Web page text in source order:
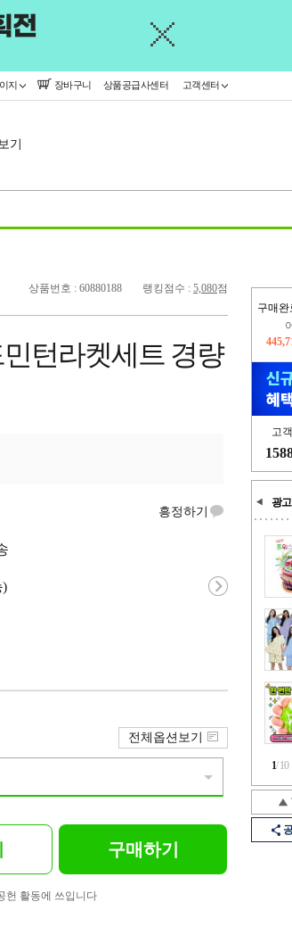
지 장바구니 상품공급사센터 고객센터
기
구매완
오
고
광고
1/10
상품번호 : 60880188 랭킹점수 : 5,080점
민턴라켓세트 경량
흥정하기
전체옵션보기
구매하기
헌 활동에 쓰입니다